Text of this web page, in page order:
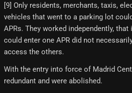
[9] Only residents, merchants, taxis,
vehicles that went to a parking lot
APRs. They worked independently,
could enter one APR did not
access the others.
With the entry into force of Madrid
redundant and were abolished.